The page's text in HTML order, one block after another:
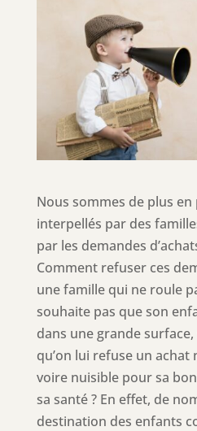
Nous sommes de plus
interpellés par des
par les demandes
Comment refuser ces
une famille qui ne roule
souhaite pas que son
dans une grande
qu’on lui refuse un achat
voire nuisible pour sa
sa santé ? En effet, de
destination des enfants